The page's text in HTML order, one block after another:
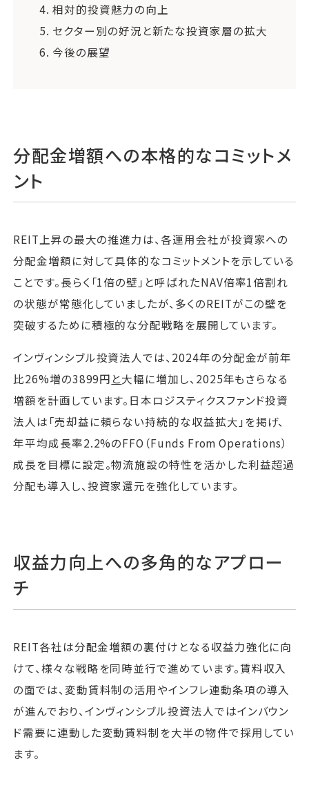
4. 相対的投資魅力の向上
5. セクター別の好況と新たな投資家層の拡大
6. 今後の展望
分配金増額への本格的なコミットメ
ント
REIT上昇の最大の推進力は、各運用会社が投資家への
分配金増額に対して具体的なコミットメントを示している
ことです。長らく「1倍の壁」と呼ばれたNAV倍率1倍割れ
の状態が常態化していましたが、多くのREITがこの壁を
突破するために積極的な分配戦略を展開しています。
インヴィンシブル投資法人では、2024年の分配金が前年
比26%増の3899円 と大幅に増加し、2025年もさらなる
増額を計画しています。日本ロジスティクスファンド投資
法人は「売却益に頼らない持続的な収益拡大」を掲げ、
年平均成長率2.2%のFFO（Funds From Operations）
成長を目標に設定。物流施設の特性を活かした利益超過
分配も導入し、投資家還元を強化しています。
収益力向上への多角的なアプロー
チ
REIT各社は分配金増額の裏付けとなる収益力強化に向
けて、様々な戦略を同時並行で進めています。賃料収入
の面では、変動賃料制の活用やインフレ連動条項の導入
が進んでおり、インヴィンシブル投資法人ではインバウン
ド需要に連動した変動賃料制を大半の物件で採用してい
ます。